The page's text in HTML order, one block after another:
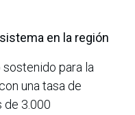
en la región
para la
una tasa de
de 3.000